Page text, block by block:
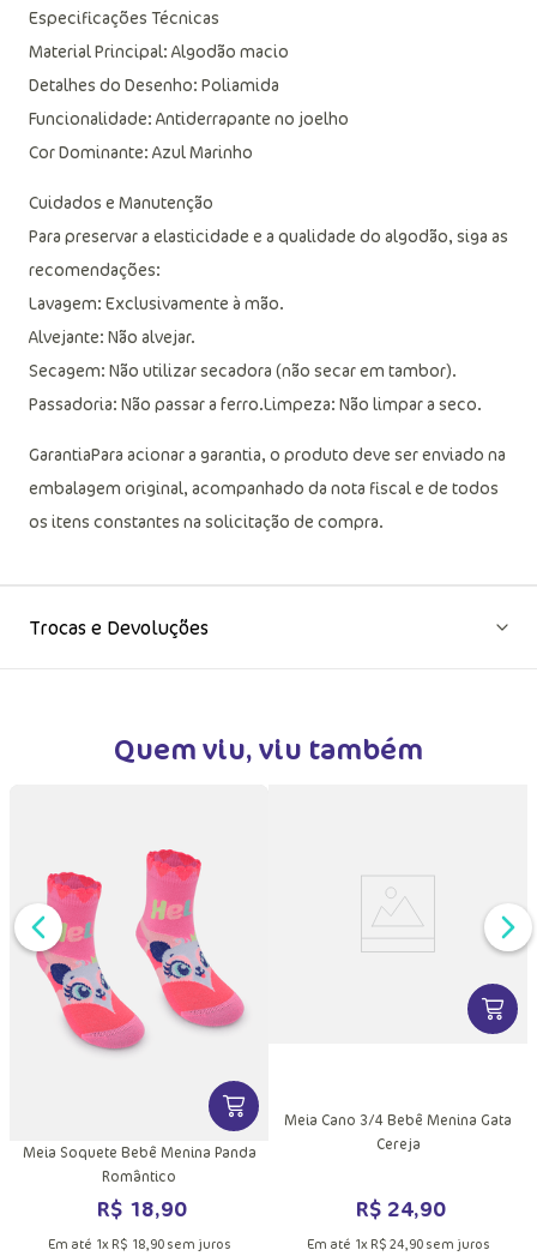
Especificações Técnicas
Material Principal: Algodão macio
Detalhes do Desenho: Poliamida
Funcionalidade: Antiderrapante no joelho
Cor Dominante: Azul Marinho
Cuidados e Manutenção
Para preservar a elasticidade e a qualidade do algodão, siga as
recomendações:
Lavagem: Exclusivamente à mão.
Alvejante: Não alvejar.
Secagem: Não utilizar secadora (não secar em tambor).
Passadoria: Não passar a ferro.Limpeza: Não limpar a seco.
GarantiaPara acionar a garantia, o produto deve ser enviado na
embalagem original, acompanhado da nota fiscal e de todos
os itens constantes na solicitação de compra.
Trocas e Devoluções
Quem viu, viu também
INFORMAÇÕES DO PRODUTO
VER MAIS INFORMAÇÕES DO
Meia Soquete Bebê Menina Panda
Romântico
R$ 18,90
Em até 1x R$ 18,90sem juros
VER
Meia Cano 3/4 Bebê Menina Gata
Cereja
R$ 24,90
Em até 1x R$ 24,90sem juros